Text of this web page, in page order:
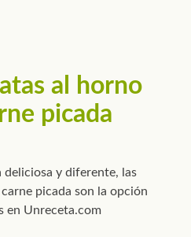
al horno
picada
deliciosa y diferente, las
picada son la opción
en Unreceta.com